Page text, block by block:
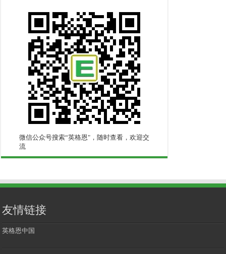
微信公众号搜索“英格恩"，随时查看，欢迎交
流
友情链接
英格恩中国